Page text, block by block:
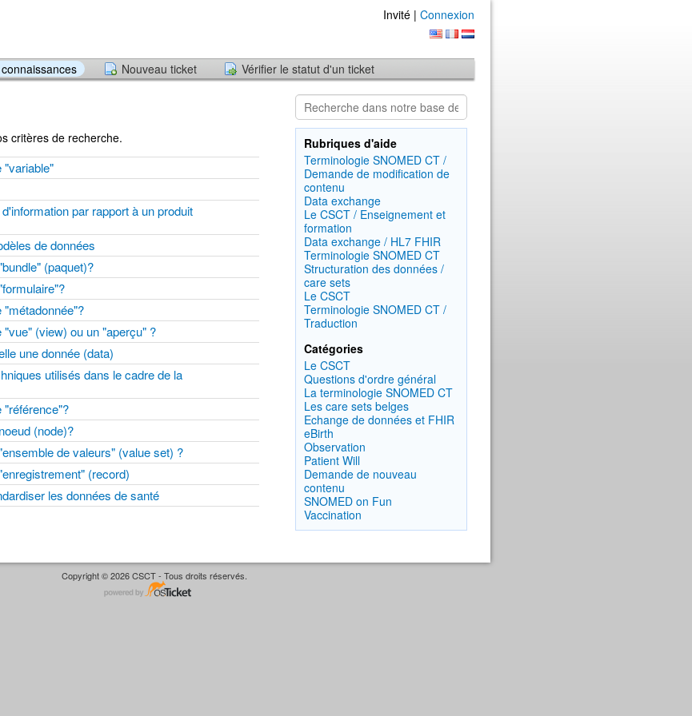
Invité | Connexion
Nouveau ticket Vérifier le statut d'un ticket
critères de recherche.
"variable"
par rapport à un produit
de données
(paquet)?
"métadonnée"?
(view) ou un "aperçu" ?
une donnée (data)
utilisés dans le cadre de la
"référence"?
(node)?
de valeurs" (value set) ?
(record)
les données de santé
Rubriques d'aide
Terminologie SNOMED CT /
Demande de modification de
contenu
Data exchange
Le CSCT / Enseignement et
formation
Data exchange / HL7 FHIR
Terminologie SNOMED CT
Structuration des données /
care sets
Le CSCT
Terminologie SNOMED CT /
Traduction
Catégories
Le CSCT
Questions d'ordre général
La terminologie SNOMED CT
Les care sets belges
Echange de données et FHIR
eBirth
Observation
Patient Will
Demande de nouveau
contenu
SNOMED on Fun
Vaccination
Copyright © 2026 CSCT - Tous droits réservés.